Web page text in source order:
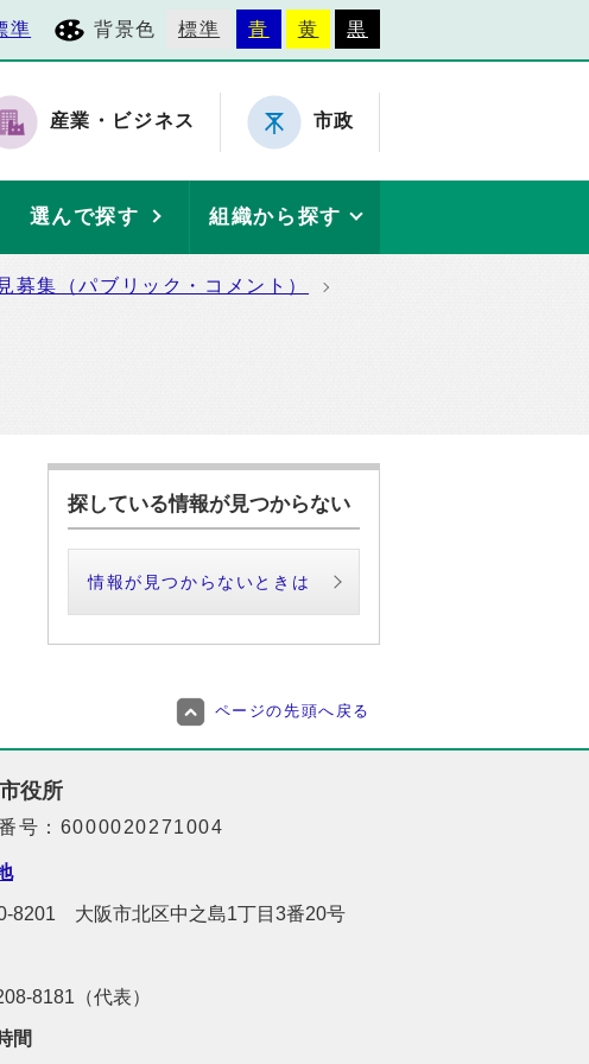
準 背景色 標準 青 黄 黒
産業・ビジネス 市政
選んで探す 組織から探す
募集（パブリック・コメント）
探している情報が見つからない
情報が見つからないときは
ページの先頭へ戻る
役所
号：6000020271004
8201 大阪市北区中之島1丁目3番20号
8181（代表）
間